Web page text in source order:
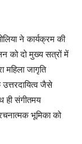
ने कार्यक्रम की
को दो मुख्य सत्रों में
महिला जागृति
जैसे
ही संगीतमय
भूमिका को